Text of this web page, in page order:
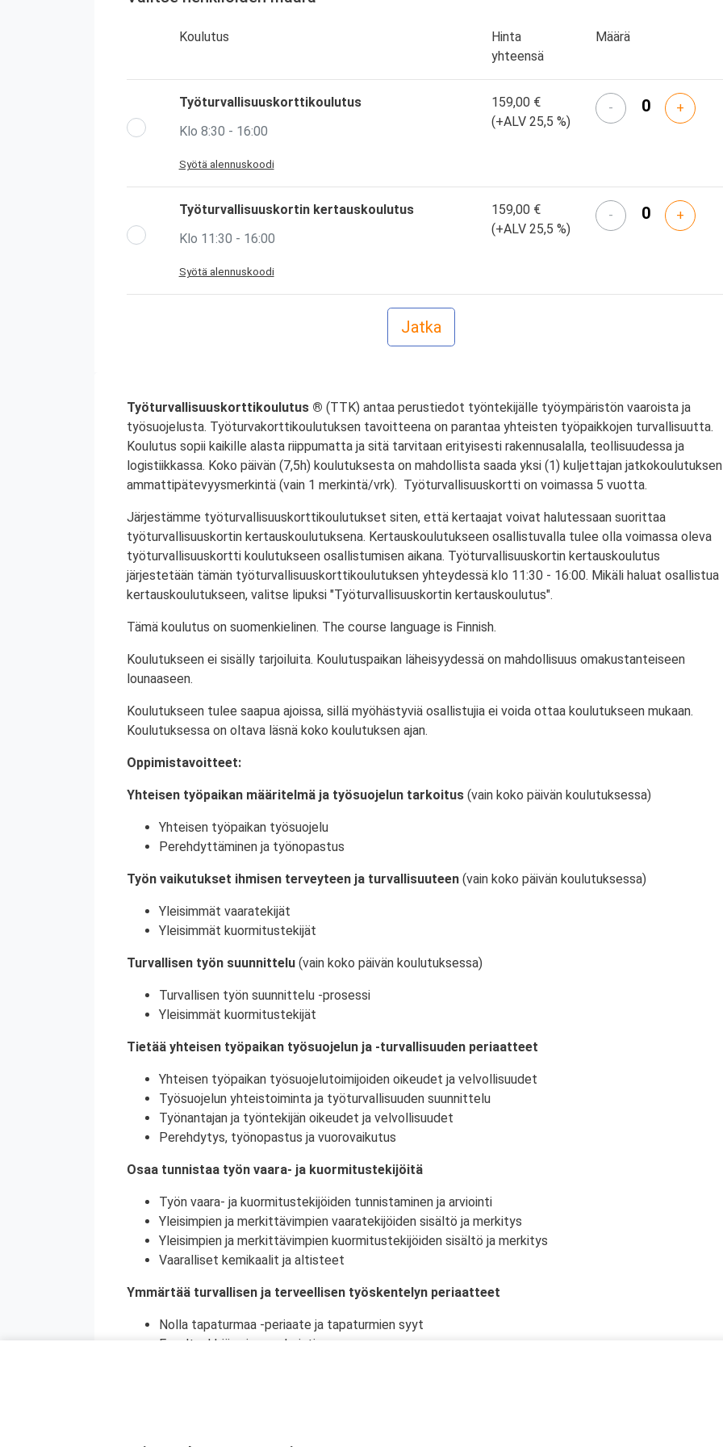
Koulutus
Hinta
yhteensä
Määrä
Työturvallisuuskorttikoulutus
Klo 8:30 - 16:00
Syötä alennuskoodi
159,00 €
(+ALV 25,5 %)
- +
Työturvallisuuskortin kertauskoulutus
Klo 11:30 - 16:00
Syötä alennuskoodi
159,00 €
(+ALV 25,5 %)
- +
Työturvallisuuskorttikoulutus ® (TTK) antaa perustiedot työntekijälle työympäristön vaaroista ja
työsuojelusta. Työturvakorttikoulutuksen tavoitteena on parantaa yhteisten työpaikkojen turvallisuutta.
Koulutus sopii kaikille alasta riippumatta ja sitä tarvitaan erityisesti rakennusalalla, teollisuudessa ja
logistiikkassa. Koko päivän (7,5h) koulutuksesta on mahdollista saada yksi (1) kuljettajan jatkokoulutuksen
ammattipätevyysmerkintä (vain 1 merkintä/vrk). Työturvallisuuskortti on voimassa 5 vuotta.
Järjestämme työturvallisuuskorttikoulutukset siten, että kertaajat voivat halutessaan suorittaa
työturvallisuuskortin kertauskoulutuksena. Kertauskoulutukseen osallistuvalla tulee olla voimassa oleva
työturvallisuuskortti koulutukseen osallistumisen aikana. Työturvallisuuskortin kertauskoulutus
järjestetään tämän työturvallisuuskorttikoulutuksen yhteydessä klo 11:30 - 16:00. Mikäli haluat osallistua
kertauskoulutukseen, valitse lipuksi "Työturvallisuuskortin kertauskoulutus".
Tämä koulutus on suomenkielinen. The course language is Finnish.
Koulutukseen ei sisälly tarjoiluita. Koulutuspaikan läheisyydessä on mahdollisuus omakustanteiseen
lounaaseen.
Koulutukseen tulee saapua ajoissa, sillä myöhästyviä osallistujia ei voida ottaa koulutukseen mukaan.
Koulutuksessa on oltava läsnä koko koulutuksen ajan.
Oppimistavoitteet:
Yhteisen työpaikan määritelmä ja työsuojelun tarkoitus (vain koko päivän koulutuksessa)
Yhteisen työpaikan työsuojelu
Perehdyttäminen ja työnopastus
Työn vaikutukset ihmisen terveyteen ja turvallisuuteen (vain koko päivän koulutuksessa)
Yleisimmät vaaratekijät
Yleisimmät kuormitustekijät
Turvallisen työn suunnittelu (vain koko päivän koulutuksessa)
Turvallisen työn suunnittelu -prosessi
Yleisimmät kuormitustekijät
Tietää yhteisen työpaikan työsuojelun ja -turvallisuuden periaatteet
Yhteisen työpaikan työsuojelutoimijoiden oikeudet ja velvollisuudet
Työsuojelun yhteistoiminta ja työturvallisuuden suunnittelu
Työnantajan ja työntekijän oikeudet ja velvollisuudet
Perehdytys, työnopastus ja vuorovaikutus
Osaa tunnistaa työn vaara- ja kuormitustekijöitä
Työn vaara- ja kuormitustekijöiden tunnistaminen ja arviointi
Yleisimpien ja merkittävimpien vaaratekijöiden sisältö ja merkitys
Yleisimpien ja merkittävimpien kuormitustekijöiden sisältö ja merkitys
Vaaralliset kemikaalit ja altisteet
Ymmärtää turvallisen ja terveellisen työskentelyn periaatteet
Nolla tapaturmaa -periaate ja tapaturmien syyt
Ennaltaehkäisy ja ennakointi